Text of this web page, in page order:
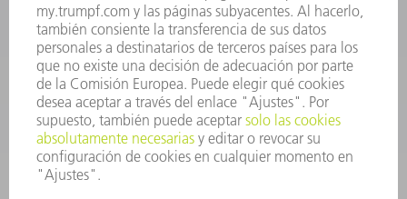
CONTACTO
Departamento de Utillaje
+34 91 657 36 69
Lunes a Jueves de 8h – 18h
Viernes de 8h – 17h
utillaje@trumpf.com